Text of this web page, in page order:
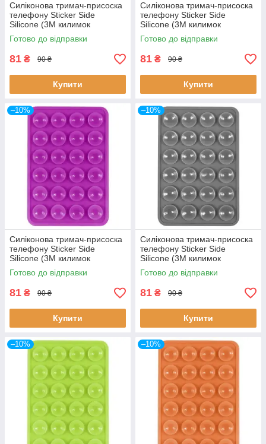
Силіконова тримач-присоска
телефону Sticker Side
Silicone (3M килимок
липучка) (Синій)
Готово до відправки
81 ₴ 90 ₴
Купити
Силіконова тримач-присоска
телефону Sticker Side
Silicone (3M килимок
липучка) (Прозорий)
Готово до відправки
81 ₴ 90 ₴
Купити
–10%
Силіконова тримач-присоска
телефону Sticker Side
Silicone (3M килимок
липучка) (Фіолетовий)
Готово до відправки
81 ₴ 90 ₴
Купити
–10%
Силіконова тримач-присоска
телефону Sticker Side
Silicone (3M килимок
липучка) (Темно-сірий)
Готово до відправки
81 ₴ 90 ₴
Купити
–10% –10%